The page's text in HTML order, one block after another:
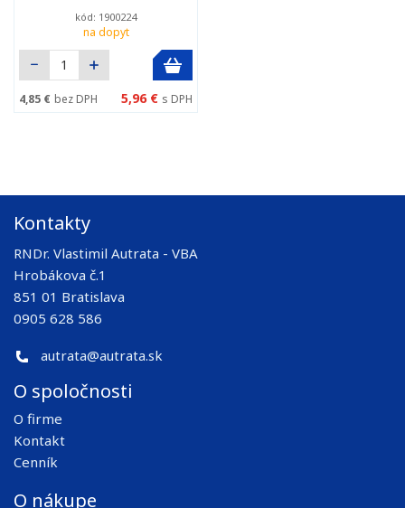
kód: 1900224
na dopyt
4,85 € bez DPH 5,96 € s DPH
Kontakty
RNDr. Vlastimil Autrata - VBA
Hrobákova č.1
851 01 Bratislava
0905 628 586
autrata@autrata.sk
O spoločnosti
O firme
Kontakt
Cenník
O nákupe